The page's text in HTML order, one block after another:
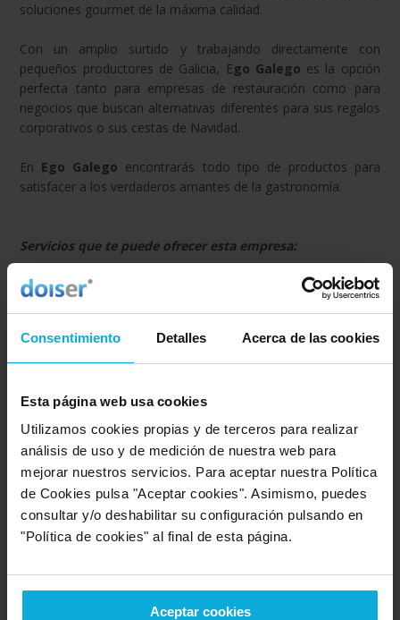
Consentimiento Detalles Acerca de las cookies
Esta página web usa cookies
Utilizamos cookies propias y de terceros para realizar
análisis de uso y de medición de nuestra web para
mejorar nuestros servicios. Para aceptar nuestra Política
de Cookies pulsa "Aceptar cookies". Asimismo, puedes
consultar y/o deshabilitar su configuración pulsando en
"Política de cookies" al final de esta página.
Aceptar cookies
soluciones gourmet de la máxima calidad.
Con un amplio surtido y trabajando directamente con
pequeños productores de Galicia, Ego Galego es la opción
perfecta tanto para empresas de restauración como para
negocios que buscan alternativas diferentes para sus regalos
corporativos o sus cestas de Navidad.
En Ego Galego encontrarás todo tipo de productos para
satisfacer a los verdaderos amantes de la gastronomía.
Servicios que te puede ofrecer esta empresa:
Lotes de productos gallegos.
Empresa relacionada con la categoría: Cestas de
Navidad y botellas de vino
Ir a Cestas de Navidad y botellas de vino
Ubicación de Ego Galego